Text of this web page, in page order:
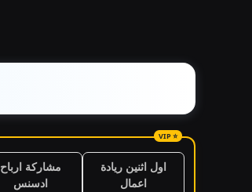
اول اثنين ريادة
اعمال
مشاركة ارباح
ادسنس